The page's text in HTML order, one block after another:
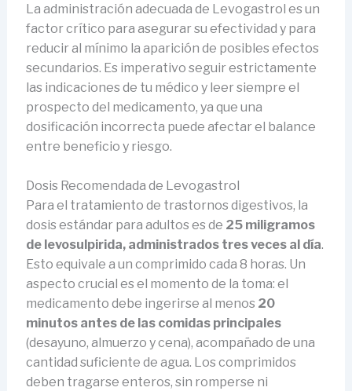
La administración adecuada de Levogastrol es un
factor crítico para asegurar su efectividad y para
reducir al mínimo la aparición de posibles efectos
secundarios. Es imperativo seguir estrictamente
las indicaciones de tu médico y leer siempre el
prospecto del medicamento, ya que una
dosificación incorrecta puede afectar el balance
entre beneficio y riesgo.
Dosis Recomendada de Levogastrol
Para el tratamiento de trastornos digestivos, la
dosis estándar para adultos es de 25 miligramos
de levosulpirida, administrados tres veces al día.
Esto equivale a un comprimido cada 8 horas. Un
aspecto crucial es el momento de la toma: el
medicamento debe ingerirse al menos 20
minutos antes de las comidas principales
(desayuno, almuerzo y cena), acompañado de una
cantidad suficiente de agua. Los comprimidos
deben tragarse enteros, sin romperse ni